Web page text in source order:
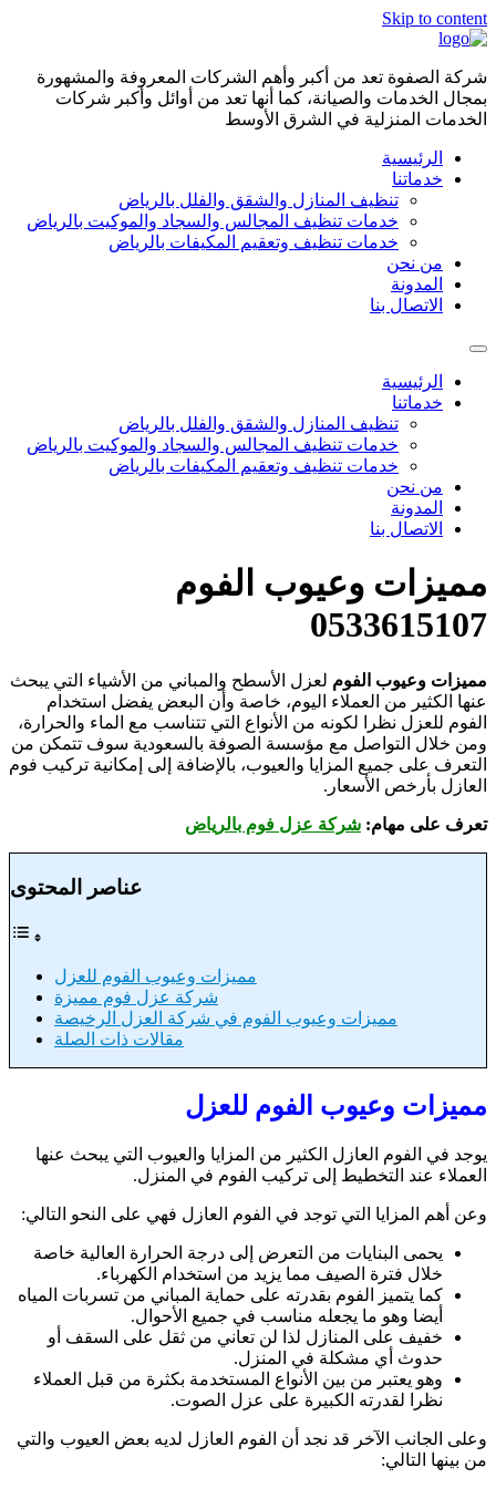
Skip to content
شركة الصفوة تعد من أكبر وأهم الشركات المعروفة والمشهورة
بمجال الخدمات والصيانة، كما أنها تعد من أوائل وأكبر شركات
الخدمات المنزلية في الشرق الأوسط
الرئيسية
خدماتنا
تنظيف المنازل والشقق والفلل بالرياض
خدمات تنظيف المجالس والسجاد والموكيت بالرياض
خدمات تنظيف وتعقيم المكيفات بالرياض
من نحن
المدونة
الاتصال بنا
الرئيسية
خدماتنا
تنظيف المنازل والشقق والفلل بالرياض
خدمات تنظيف المجالس والسجاد والموكيت بالرياض
خدمات تنظيف وتعقيم المكيفات بالرياض
من نحن
المدونة
الاتصال بنا
مميزات وعيوب الفوم
0533615107
مميزات وعيوب الفوم لعزل الأسطح والمباني من الأشياء التي يبحث
عنها الكثير من العملاء اليوم، خاصة وأن البعض يفضل استخدام
الفوم للعزل نظرا لكونه من الأنواع التي تتناسب مع الماء والحرارة،
ومن خلال التواصل مع مؤسسة الصوفة بالسعودية سوف تتمكن من
التعرف على جميع المزايا والعيوب، بالإضافة إلى إمكانية تركيب فوم
العازل بأرخص الأسعار.
تعرف على مهام: شركة عزل فوم بالرياض
عناصر المحتوى
مميزات وعيوب الفوم للعزل
شركة عزل فوم مميزة
مميزات وعيوب الفوم في شركة العزل الرخيصة
مقالات ذات الصلة
مميزات وعيوب الفوم للعزل
يوجد في الفوم العازل الكثير من المزايا والعيوب التي يبحث عنها
العملاء عند التخطيط إلى تركيب الفوم في المنزل.
وعن أهم المزايا التي توجد في الفوم العازل فهي على النحو التالي:
يحمى البنايات من التعرض إلى درجة الحرارة العالية خاصة
خلال فترة الصيف مما يزيد من استخدام الكهرباء.
كما يتميز الفوم بقدرته على حماية المباني من تسربات المياه
أيضا وهو ما يجعله مناسب في جميع الأحوال.
خفيف على المنازل لذا لن تعاني من ثقل على السقف أو
حدوث أي مشكلة في المنزل.
وهو يعتبر من بين الأنواع المستخدمة بكثرة من قبل العملاء
نظرا لقدرته الكبيرة على عزل الصوت.
وعلى الجانب الآخر قد نجد أن الفوم العازل لديه بعض العيوب والتي
من بينها التالي: